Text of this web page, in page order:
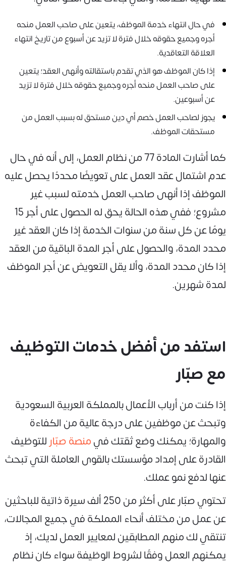
في حال انتهاء خدمة الموظف، يتعين على صاحب العمل منحه
أجره وجميع حقوقه خلال فترة لا تزيد عن أسبوع من تاريخ انتهاء
العلاقة التعاقدية.
إذا كان الموظف هو الذي تقدم باستقالته وأنهى العقد؛ يتعين
على صاحب العمل منحه أجره وجميع حقوقه خلال فترة لا تزيد
عن أسبوعين.
يجوز لصاحب العمل خصم أي دين مستحق له بسبب العمل من
مستحقات الموظف.
كما أشارت المادة 77 من نظام العمل، إلى أنه في حال
عدم اشتمال عقد العمل على تعويضًا محددًا يحصل عليه
الموظف إذا أنهى صاحب العمل خدمته لسبب غير
مشروع؛ ففي هذه الحالة يحق له الحصول على أجر 15
يومًا عن كل سنة من سنوات الخدمة إذا كان العقد غير
محدد المدة، والحصول على أجر المدة الباقية من العقد
إذا كان محدد المدة، وألا يقل التعويض عن أجر الموظف
لمدة شهرين.
استفد من أفضل خدمات التوظيف
مع صبّار
إذا كنت من أرباب الأعمال بالمملكة العربية السعودية
وتبحث عن موظفين على درجة عالية من الكفاءة
والمهارة؛ يمكنك وضع ثقتك فيمنصة صبّار للتوظيف
القادرة على إمداد مؤسستك بالقوى العاملة التي تبحث
عنها لدفع نمو عملك.
تحتوي صبّار على أكثر من 250 ألف سيرة ذاتية للباحثين
عن عمل من مختلف أنحاء المملكة في جميع المجالات،
تنتقي لك منهم المطابقين لمعايير العمل لديك، إذ
يمكنهم العمل وفقًا لشروط الوظيفة سواء كان نظام